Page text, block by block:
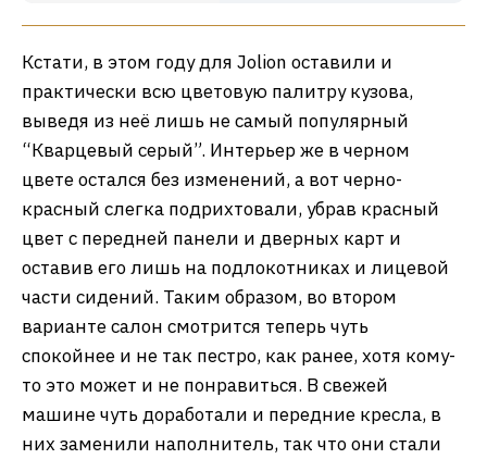
Кстати, в этом году для Jolion оставили и
практически всю цветовую палитру кузова,
выведя из неё лишь не самый популярный
“Кварцевый серый”. Интерьер же в черном
цвете остался без изменений, а вот черно-
красный слегка подрихтовали, убрав красный
цвет с передней панели и дверных карт и
оставив его лишь на подлокотниках и лицевой
части сидений. Таким образом, во втором
варианте салон смотрится теперь чуть
спокойнее и не так пестро, как ранее, хотя кому-
то это может и не понравиться. В свежей
машине чуть доработали и передние кресла, в
них заменили наполнитель, так что они стали